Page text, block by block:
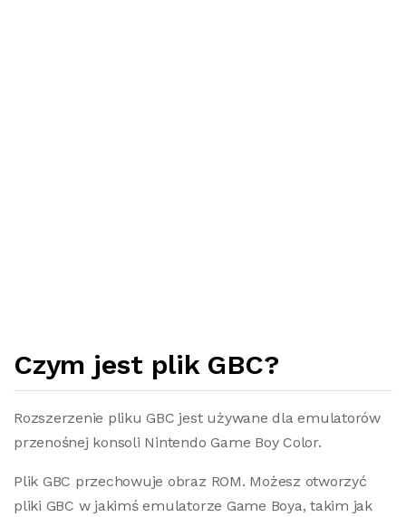
Czym jest plik GBC?
Rozszerzenie pliku GBC jest używane dla emulatorów
przenośnej konsoli Nintendo Game Boy Color.
Plik GBC przechowuje obraz ROM. Możesz otworzyć
pliki GBC w jakimś emulatorze Game Boya, takim jak